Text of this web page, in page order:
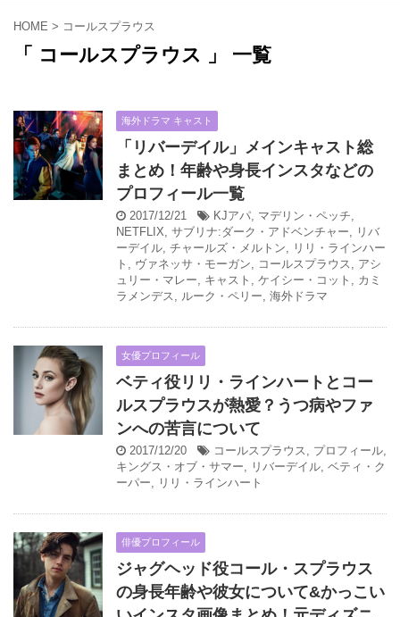
HOME > コールスプラウス
「 コールスプラウス 」 一覧
海外ドラマ キャスト
「リバーデイル」メインキャスト総
まとめ！年齢や身長インスタなどの
プロフィール一覧
2017/12/21 KJアパ マデリン・ペッチ
NETFLIX サブリナ:ダーク・アドベンチャー
リバ
ーデイル チャールズ・メルトン
リリ・ラインハー
ト
ヴァネッサ・モーガン コールスプラウス
アシ
ュリー・マレー
キャスト ケイシー・コット
カミ
ラメンデス
ルーク・ペリー 海外ドラマ
女優プロフィール
ベティ役リリ・ラインハートとコー
ルスプラウスが熱愛？うつ病やファ
ンへの苦言について
2017/12/20 コールスプラウス プロフィール
キングス・オブ・サマー
リバーデイル ベティ・ク
ーパー
リリ・ラインハート
俳優プロフィール
ジャグヘッド役コール・スプラウス
の身長年齢や彼女について&かっこい